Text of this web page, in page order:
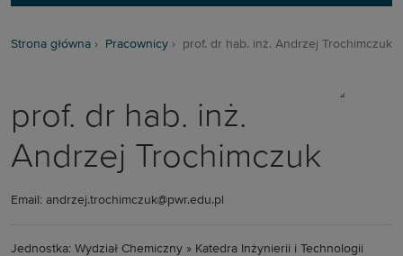
Strona główna Pracownicy prof. dr hab. inż. Andrzej Trochimczuk
prof. dr hab. inż.
Andrzej Trochimczuk
Email: andrzej.trochimczuk@pwr.edu.pl
Jednostka: Wydział Chemiczny » Katedra Inżynierii i Technologii